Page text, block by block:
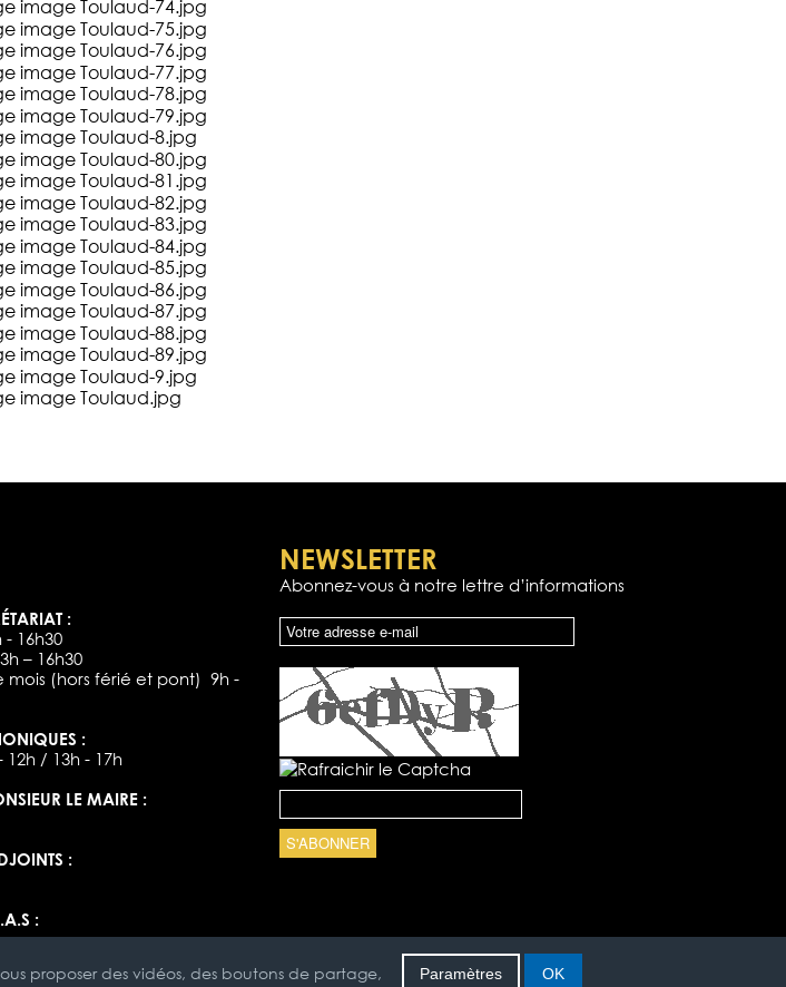
:
16h30
– 16h30
(hors férié et pont) 9h -
:
/ 13h - 17h
LE MAIRE :
:
:
NEWSLETTER
Abonnez-vous à notre lettre d’informations
Légales
proposer des vidéos, des boutons de partage,
Paramètres OK